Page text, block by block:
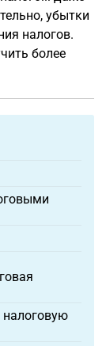
убытки
налогов.
более